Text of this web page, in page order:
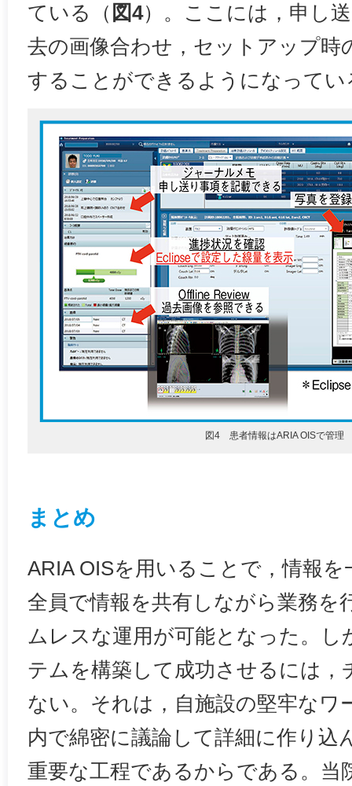
ている（ 図4）。ここには，申し
去の画像合わせ，セットアップ時
することができるようになってい
図4 患者情報はARIA OISで管理
まとめ
ARIA OISを用いることで，情報
全員で情報を共有しながら業務を
ムレスな運用が可能となった。
テムを構築して成功させるには，
ない。それは，自施設の堅牢なワ
内で綿密に議論して詳細に作り込
重要な工程であるからである。当